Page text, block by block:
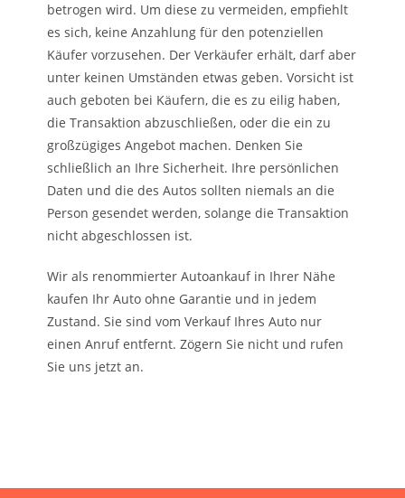
betrogen wird. Um diese zu vermeiden, empfiehlt
es sich, keine Anzahlung für den potenziellen
Käufer vorzusehen. Der Verkäufer erhält, darf aber
unter keinen Umständen etwas geben. Vorsicht ist
auch geboten bei Käufern, die es zu eilig haben,
die Transaktion abzuschließen, oder die ein zu
großzügiges Angebot machen. Denken Sie
schließlich an Ihre Sicherheit. Ihre persönlichen
Daten und die des Autos sollten niemals an die
Person gesendet werden, solange die Transaktion
nicht abgeschlossen ist.
Wir als renommierter Autoankauf in Ihrer Nähe
kaufen Ihr Auto ohne Garantie und in jedem
Zustand. Sie sind vom Verkauf Ihres Auto nur
einen Anruf entfernt. Zögern Sie nicht und rufen
Sie uns jetzt an.